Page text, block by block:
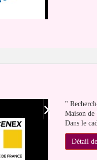
"
Maison
Dans le
Détail